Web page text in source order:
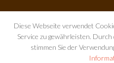
Diese Webseite verwendet
Service zu gewährleisten.
stimmen Sie der